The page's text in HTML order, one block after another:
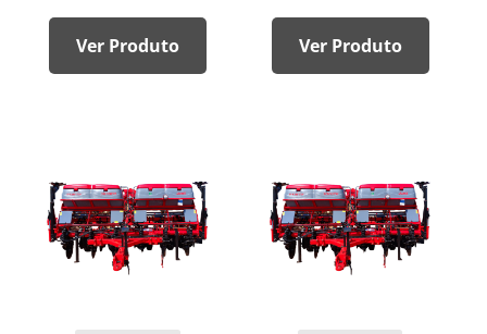
Ver Produto Ver Produto